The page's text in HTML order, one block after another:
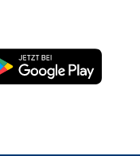
PlayStore